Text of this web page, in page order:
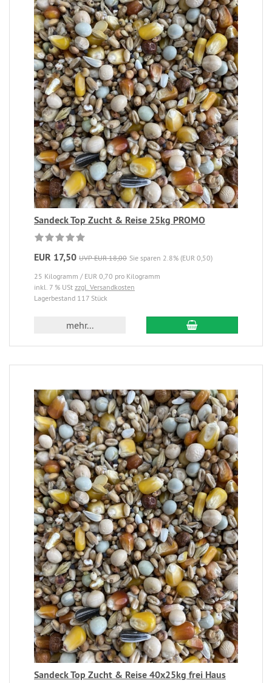
Sandeck Top Zucht & Reise 25kg PROMO
EUR 17,50 UVP EUR 18,00 Sie sparen 2.8% (EUR 0,50)
25 Kilogramm / EUR 0,70 pro Kilogramm
inkl. 7 % USt zzgl. Versandkosten
Lagerbestand 117 Stück
mehr...
Sandeck Top Zucht & Reise 40x25kg frei Haus